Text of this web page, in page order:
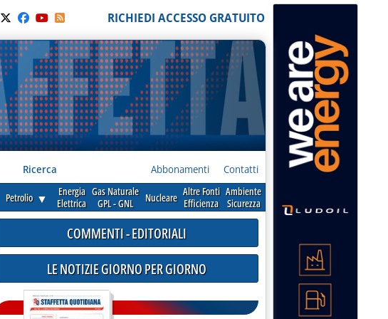
RICHIEDI ACCESSO GRATUITO
Ricerca Abbonamenti Contatti
Petrolio ▼
Energia
Elettrica
Gas Naturale
GPL - GNL
Nucleare Altre Fonti
Efficienza
Ambiente
Sicurezza
COMMENTI - EDITORIALI
LE NOTIZIE GIORNO PER GIORNO